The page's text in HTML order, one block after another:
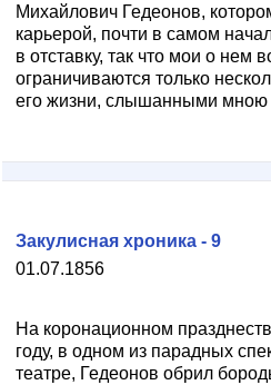
Михайлович Гедеонов,
карьерой, почти в самом
в отставку, так что мои о нем
ограничиваются только
его жизни, слышанными мною
01.07.1856
Закулисная хроника - 9
На коронационном
году, в одном из парадных
театре, Гедеонов обрил